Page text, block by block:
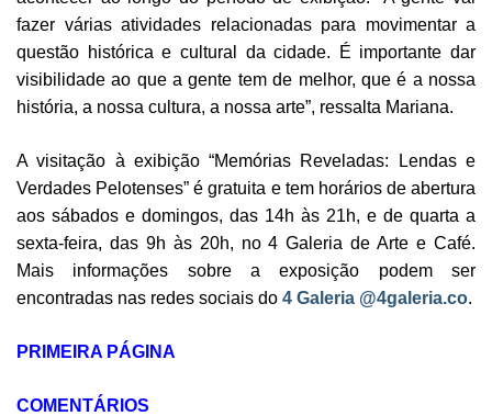
fazer várias atividades relacionadas para movimentar a
questão histórica e cultural da cidade. É importante dar
visibilidade ao que a gente tem de melhor, que é a nossa
história, a nossa cultura, a nossa arte”, ressalta Mariana.
A visitação à exibição “Memórias Reveladas: Lendas e
Verdades Pelotenses” é gratuita e tem horários de abertura
aos sábados e domingos, das 14h às 21h, e de quarta a
sexta-feira, das 9h às 20h, no 4 Galeria de Arte e Café.
Mais informações sobre a exposição podem ser
encontradas nas redes sociais do 4 Galeria @4galeria.co.
PRIMEIRA PÁGINA
COMENTÁRIOS